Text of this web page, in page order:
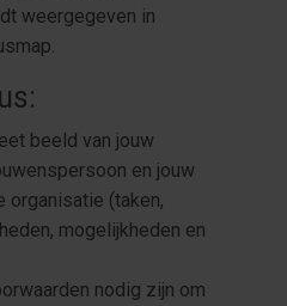
weergegeven in
beeld van jouw
en jouw
organisatie (taken,
mogelijkheden en
nodig zijn om